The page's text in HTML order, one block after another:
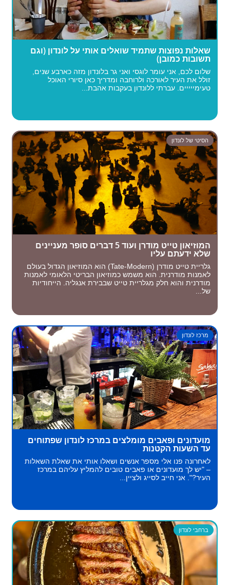
שאלות נפוצות שתמיד שואלים אותי על לונדון (וגם
תשובות כמובן)
שלום לכם, אני עומר לוגסי ואני גר בלונדון מזה כארבע שנים,
זולל את העיר לאורכה ולרוחבה ומדריך כאן סיורי האוכל
טעימייייים. עברתי ללונדון בעקבות אהבת...
הסיטי של לונדון
המוזיאון טייט מודרן ועוד 5 דברים סופר מעניינים
שלא ידעתם עליו
גלריית טייט מודרן (Tate-Modern) הוא המוזיאון הגדול בעולם
לאמנות מודרנית. הוא משמש כמוזיאון הבריטי הלאומי לאמנות
מודרנית והוא חלק מגלריית טייט שבבירת אנגליה. הייחודיות
של...
מרכז לונדון
מועדונים ופאבים מומלצים במרכז לונדון שפתוחים
עד השעות הקטנות
לאחרונה פנו אלי מספר אנשים ושאלו אותי את שאלת השאלות
– "יש לך מועדונים או פאבים טובים להמליץ עליהם במרכז
העיר?". אני חייב לסייג ולציין...
ברחבי לונדון